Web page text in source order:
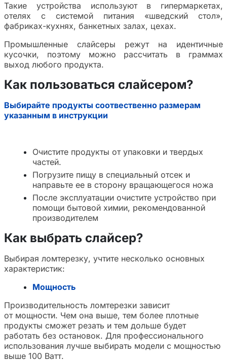
Такие устройства используют в гипермаркетах,
отелях с системой питания «шведский стол»,
фабриках-кухнях, банкетных залах, цехах.
Промышленные слайсеры режут на идентичные
кусочки, поэтому можно рассчитать в граммах
выход любого продукта.
Как пользоваться слайсером?
Выбирайте продукты соотвественно размерам
указанным в инструкции
Очистите продукты от упаковки и твердых
частей.
Погрузите пищу в специальный отсек и
направьте ее в сторону вращающегося ножа
После эксплуатации очистите устройство при
помощи бытовой химии, рекомендованной
производителем
Как выбрать слайсер?
Выбирая ломтерезку, учтите несколько основных
характеристик:
Мощность
Производительность ломтерезки зависит
от мощности. Чем она выше, тем более плотные
продукты сможет резать и тем дольше будет
работать без остановок. Для профессионального
использования лучше выбирать модели с мощностью
выше 100 Ватт.